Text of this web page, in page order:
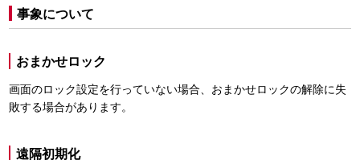
事象について
おまかせロック
画面のロック設定を行っていない場合、おまかせロックの解除に失
敗する場合があります。
遠隔初期化